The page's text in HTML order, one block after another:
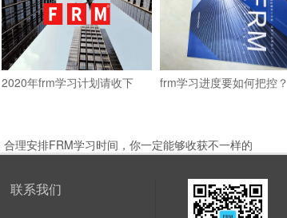
2020年frm学习计划请收下 frm学习进度要如何把控？
合理安排FRM学习时间，你一定能够收获不一样的
联系我们